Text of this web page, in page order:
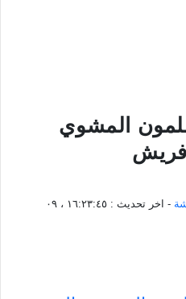
المشوي
فريش
- اخر تحديث :
١٦:٢٣:٤٥ ، ٠٩